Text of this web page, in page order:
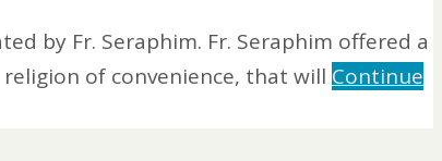
by Fr. Seraphim. Fr. Seraphim offered a
of convenience, that will Continue